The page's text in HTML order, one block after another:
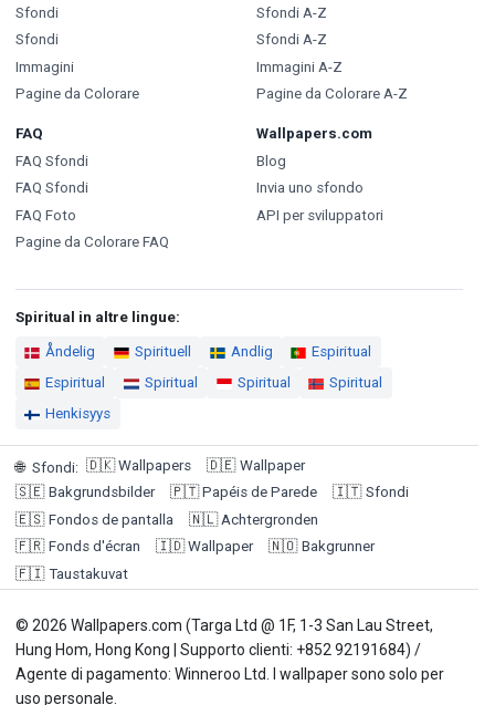
Sfondi
Sfondi
Immagini
Pagine da Colorare
Sfondi A-Z
Sfondi A-Z
Immagini A-Z
Pagine da Colorare A-Z
FAQ
FAQ Sfondi
FAQ Sfondi
FAQ Foto
Pagine da Colorare FAQ
Wallpapers.com
Blog
Invia uno sfondo
API per sviluppatori
Spiritual in altre lingue:
Åndelig Spirituell Andlig
Espiritual
Espiritual
Spiritual Spiritual
Spiritual
Henkisyys
🌐 Sfondi: 🇩🇰 Wallpapers 🇩🇪 Wallpaper
🇸🇪 Bakgrundsbilder 🇵🇹 Papéis de Parede 🇮🇹 Sfondi
🇪🇸 Fondos de pantalla 🇳🇱 Achtergronden
🇫🇷 Fonds d'écran 🇮🇩 Wallpaper 🇳🇴 Bakgrunner
🇫🇮 Taustakuvat
© 2026 Wallpapers.com (Targa Ltd @ 1F, 1-3 San Lau Street,
Hung Hom, Hong Kong | Supporto clienti: +852 92191684) /
Agente di pagamento: Winneroo Ltd. I wallpaper sono solo per
uso personale.